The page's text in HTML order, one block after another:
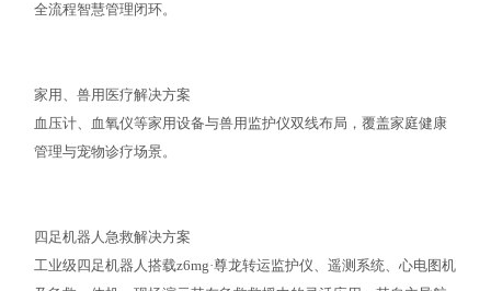
全流程智慧管理闭环。
家用、兽用医疗解决方案
血压计、血氧仪等家用设备与兽用监护仪双线布局，覆盖家庭健康
管理与宠物诊疗场景。
四足机器人急救解决方案
工业级四足机器人搭载z6mg·尊龙转运监护仪、遥测系统、心电图机